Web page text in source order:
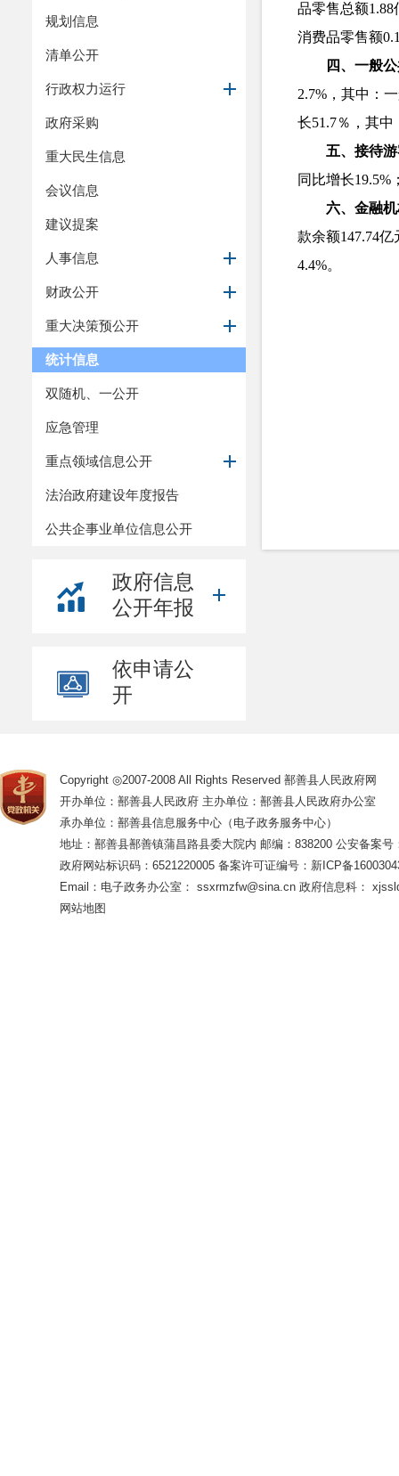
规划信息
清单公开
行政权力运行
政府采购
重大民生信息
会议信息
建议提案
人事信息
财政公开
重大决策预公开
统计信息
双随机、一公开
应急管理
重点领域信息公开
法治政府建设年度报告
公共企事业单位信息公开
政府信息
公开年报
依申请公
开
品零售总额1.88
消费品零售额
四、一般
2.7%，其中：
长51.7％，其中
五、接待
同比增长19.5%
六、金融
款余额147.74
4.4%。
Copyright ◎2007-2008 All Rights Reserved 鄯善县人民政府网
开办单位：鄯善县人民政府 主办单位：鄯善县人民政府办公室
承办单位：鄯善县信息服务中心（电子政务服务中心）
地址：鄯善县鄯善镇蒲昌路县委大院内 邮编：838200 公安备案号
政府网站标识码：6521220005 备案许可证编号：新ICP备
Email：电子政务办公室： ssxrmzfw@sina.cn 政府信息科：
网站地图